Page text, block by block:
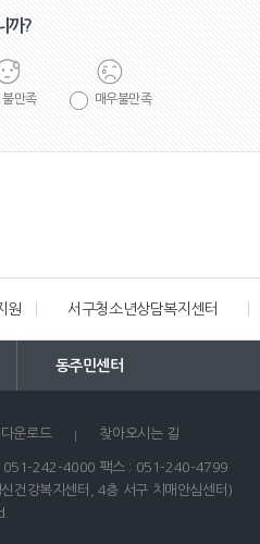
까?
불만족 매우불만족
원 서구청소년상담복지센터
동주민센터
운로드 찾아오시는 길
: 051-242-4000 팩스 : 051-240-4799
건강복지센터, 4층 서구 치매안심센터)